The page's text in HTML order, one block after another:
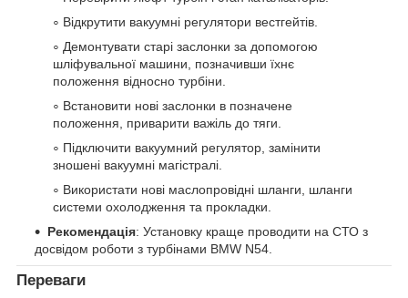
Відкрутити вакуумні регулятори вестгейтів.
Демонтувати старі заслонки за допомогою
шліфувальної машини, позначивши їхнє
положення відносно турбіни.
Встановити нові заслонки в позначене
положення, приварити важіль до тяги.
Підключити вакуумний регулятор, замінити
зношені вакуумні магістралі.
Використати нові маслопровідні шланги, шланги
системи охолодження та прокладки.
Рекомендація: Установку краще проводити на СТО з
досвідом роботи з турбінами BMW N54.
Переваги